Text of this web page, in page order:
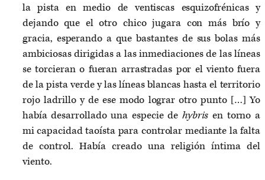
la pista en medio de ventiscas esquizofrénicas y
dejando que el otro chico jugara con más brío y
gracia, esperando a que bastantes de sus bolas más
ambiciosas dirigidas a las inmediaciones de las líneas
se torcieran o fueran arrastradas por el viento fuera
de la pista verde y las líneas blancas hasta el territorio
rojo ladrillo y de ese modo lograr otro punto […] Yo
había desarrollado una especie de hybris en torno a
mi capacidad taoísta para controlar mediante la falta
de control. Había creado una religión íntima del
viento.